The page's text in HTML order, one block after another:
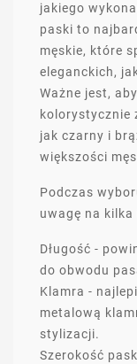
jakiego
paski to
męskie, które
eleganckich,
Ważne jest,
kolorystycznie
jak czarny i
większości
Podczas
uwagę na
Długość -
do obwodu
Klamra -
metalową
stylizacji.
Szerokość